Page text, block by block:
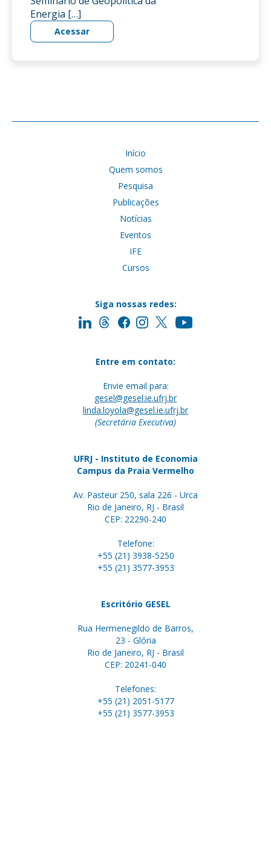
Energia […]
Acessar
Início
Quem somos
Pesquisa
Publicações
Notícias
Eventos
IFE
Cursos
Siga nossas redes:
Entre em contato:
Envie email para:
gesel@gesel.ie.ufrj.br
linda.loyola@gesel.ie.ufrj.br
(Secretária Executiva)
UFRJ - Instituto de Economia
Campus da Praia Vermelho
Av. Pasteur 250, sala 226 - Urca
Rio de Janeiro, RJ - Brasil
CEP: 22290-240
Telefone:
+55 (21) 3938-5250
+55 (21) 3577-3953
Escritório GESEL
Rua Hermenegildo de Barros,
23 - Glória
Rio de Janeiro, RJ - Brasil
CEP: 20241-040
Telefones:
+55 (21) 2051-5177
+55 (21) 3577-3953